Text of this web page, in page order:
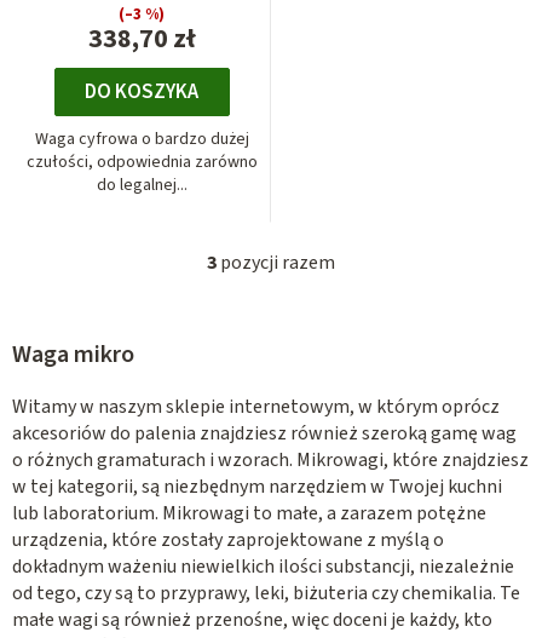
338,70 zł
(–3 %)
DO KOSZYKA
Waga cyfrowa o bardzo dużej
czułości, odpowiednia zarówno
do legalnej...
K
o
l
k
i
l
i
s
t
3pozycji razem
Waga mikro
Witamy w naszym sklepie internetowym, w którym oprócz
akcesoriów do palenia znajdziesz również szeroką gamę wag
o różnych gramaturach i wzorach. Mikrowagi, które znajdziesz
w tej kategorii, są niezbędnym narzędziem w Twojej kuchni
lub laboratorium. Mikrowagi to małe, a zarazem potężne
urządzenia, które zostały zaprojektowane z myślą o
dokładnym ważeniu niewielkich ilości substancji, niezależnie
od tego, czy są to przyprawy, leki, biżuteria czy chemikalia. Te
małe wagi są również przenośne, więc doceni je każdy, kto